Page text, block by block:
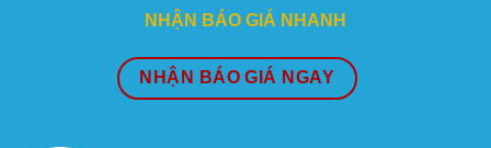
NHẬN BÁO GIÁ NHANH
NHẬN BÁO GIÁ NGAY